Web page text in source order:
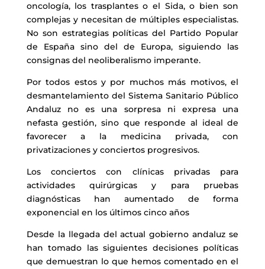
oncología, los trasplantes o el Sida, o bien son
complejas y necesitan de múltiples especialistas.
No son estrategias políticas del Partido Popular
de España sino del de Europa, siguiendo las
consignas del neoliberalismo imperante.
Por todos estos y por muchos más motivos, el
desmantelamiento del Sistema Sanitario Público
Andaluz no es una sorpresa ni expresa una
nefasta gestión, sino que responde al ideal de
favorecer a la medicina privada, con
privatizaciones y conciertos progresivos.
Los conciertos con clínicas privadas para
actividades quirúrgicas y para pruebas
diagnósticas han aumentado de forma
exponencial en los últimos cinco años
Desde la llegada del actual gobierno andaluz se
han tomado las siguientes decisiones políticas
que demuestran lo que hemos comentado en el